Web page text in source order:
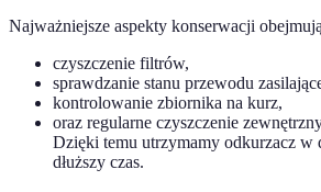
Najważniejsze aspekty konserwacji
czyszczenie filtrów,
sprawdzanie stanu przewodu
kontrolowanie zbiornika na kurz,
oraz regularne czyszczenie
Dzięki temu utrzymamy odkurzacz w
dłuższy czas.